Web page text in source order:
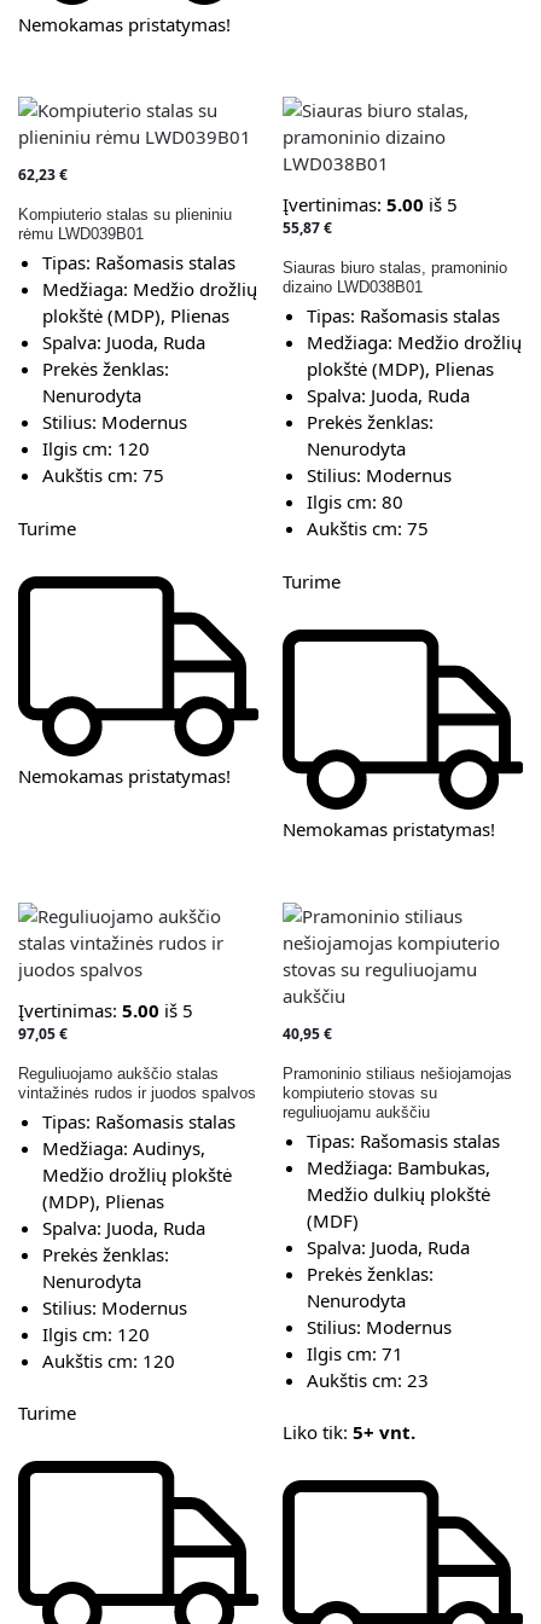
Nemokamas pristatymas!
62,23€
Kompiuterio stalas su plieniniu
rėmu LWD039B01
Tipas: Rašomasis stalas
Medžiaga: Medžio drožlių
plokštė (MDP), Plienas
Spalva: Juoda, Ruda
Prekės ženklas:
Nenurodyta
Stilius: Modernus
Ilgis cm: 120
Aukštis cm: 75
Turime
Nemokamas pristatymas!
Įvertinimas: 5.00 iš 5
55,87€
Siauras biuro stalas, pramoninio
dizaino LWD038B01
Tipas: Rašomasis stalas
Medžiaga: Medžio drožlių
plokštė (MDP), Plienas
Spalva: Juoda, Ruda
Prekės ženklas:
Nenurodyta
Stilius: Modernus
Ilgis cm: 80
Aukštis cm: 75
Turime
Nemokamas pristatymas!
Įvertinimas: 5.00 iš 5
97,05€
Reguliuojamo aukščio stalas
vintažinės rudos ir juodos spalvos
Tipas: Rašomasis stalas
Medžiaga: Audinys,
Medžio drožlių plokštė
(MDP), Plienas
Spalva: Juoda, Ruda
Prekės ženklas:
Nenurodyta
Stilius: Modernus
Ilgis cm: 120
Aukštis cm: 120
Turime
40,95€
Pramoninio stiliaus nešiojamojas
kompiuterio stovas su
reguliuojamu aukščiu
Tipas: Rašomasis stalas
Medžiaga: Bambukas,
Medžio dulkių plokštė
(MDF)
Spalva: Juoda, Ruda
Prekės ženklas:
Nenurodyta
Stilius: Modernus
Ilgis cm: 71
Aukštis cm: 23
Liko tik: 5+ vnt.